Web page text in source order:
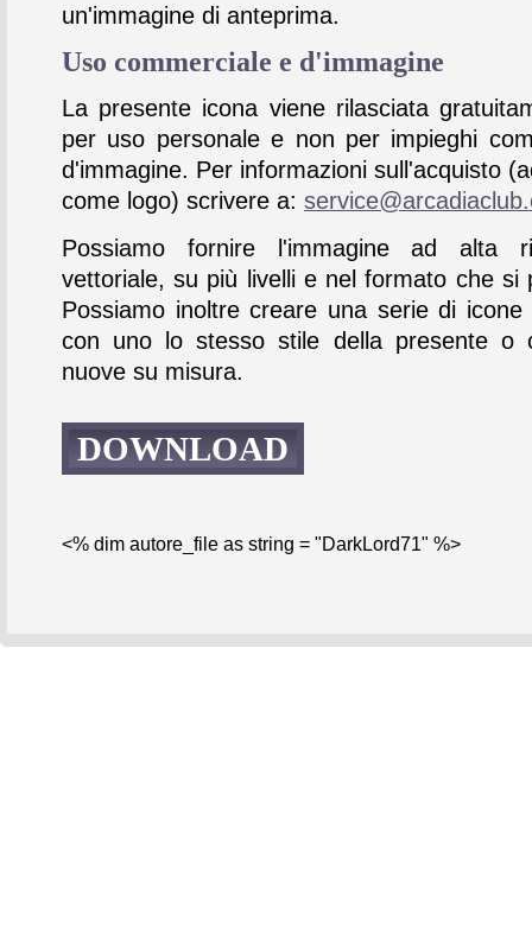
un'immagine di anteprima.
Uso commerciale e d'immagine
La presente icona viene rilasciata
per uso personale e non per impieghi
d'immagine. Per informazioni sull'acquisto
come logo) scrivere a:
Possiamo fornire l'immagine ad alta
vettoriale, su più livelli e nel formato che si
Possiamo inoltre creare una serie di icone
con uno lo stesso stile della presente o
nuove su misura.
DOWNLOAD
<% dim autore_file as string = "DarkLord71" %>